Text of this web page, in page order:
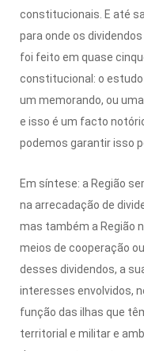
constitucionais. E até
para onde os
foi feito em quase
constitucional: o
um memorando, ou
e isso é um facto
podemos garantir isso
Em síntese: a Região
na arrecadação de
mas também a Região
meios de cooperação
desses dividendos, a
interesses envolvidos,
função das ilhas que
territorial e militar e